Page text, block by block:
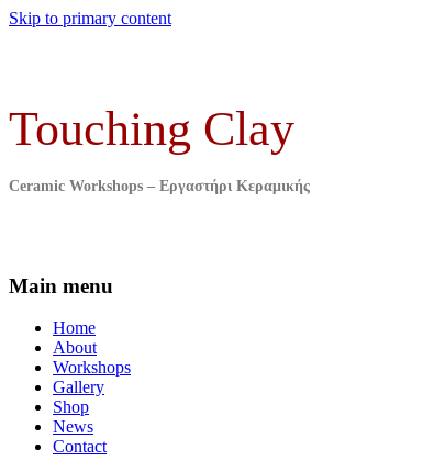
Skip to primary content
Touching Clay
Ceramic Workshops – Εργαστήρι Κεραμικής
Main menu
Home
About
Workshops
Gallery
Shop
News
Contact